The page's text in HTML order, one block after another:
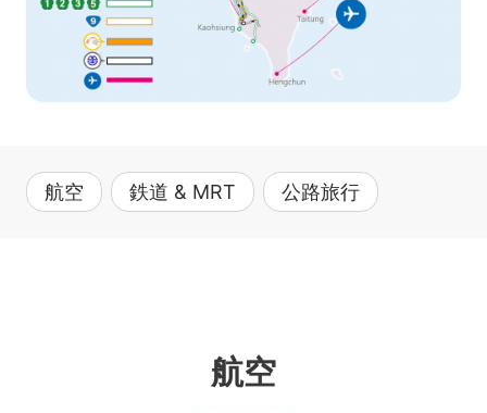
航空 鉄道 & MRT 公路旅行
航空